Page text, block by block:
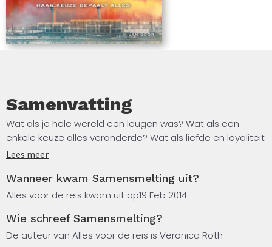
Samenvatting
Wat als je hele wereld een leugen was? Wat als een
enkele keuze alles veranderde? Wat als liefde en loyaliteit
je dingen liet doen die je nooit verwacht had?
Veronica Roth’s Divergent- trilogie begon met Inwijding
en Opstand . Het explosieve slot Divergent 3 –
wereld.
Lees meer
Wanneer kwam Samensmelting uit?
Alles voor de reis kwam uit op19 Feb 2014
Wie schreef Samensmelting?
De auteur van Alles voor de reis is Veronica Roth